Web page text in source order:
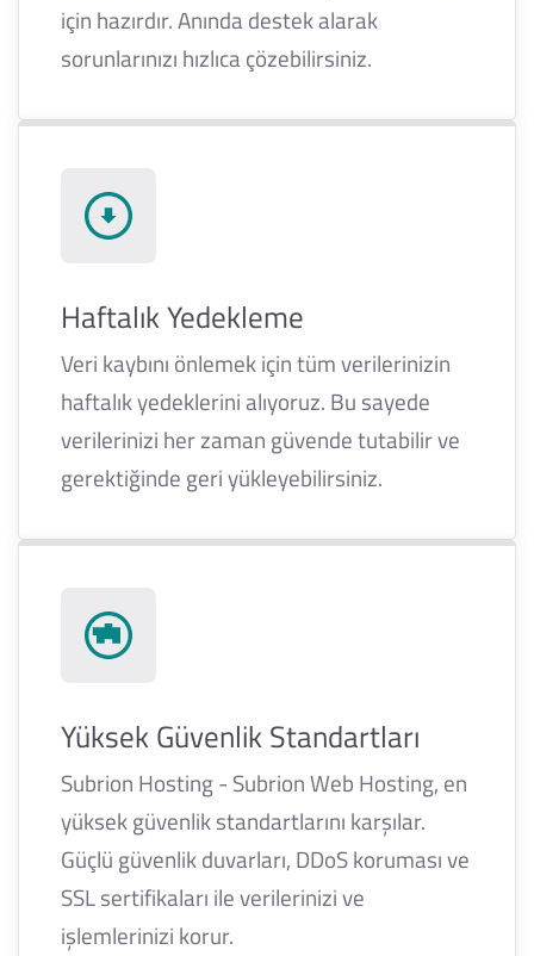
için hazırdır. Anında destek alarak
sorunlarınızı hızlıca çözebilirsiniz.
Haftalık Yedekleme
Veri kaybını önlemek için tüm verilerinizin
haftalık yedeklerini alıyoruz. Bu sayede
verilerinizi her zaman güvende tutabilir ve
gerektiğinde geri yükleyebilirsiniz.
Yüksek Güvenlik Standartları
Subrion Hosting - Subrion Web Hosting, en
yüksek güvenlik standartlarını karşılar.
Güçlü güvenlik duvarları, DDoS koruması ve
SSL sertifikaları ile verilerinizi ve
işlemlerinizi korur.